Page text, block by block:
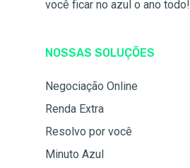
você ficar no azul o ano todo!
NOSSAS SOLUÇÕES
Negociação Online
Renda Extra
Resolvo por você
Minuto Azul